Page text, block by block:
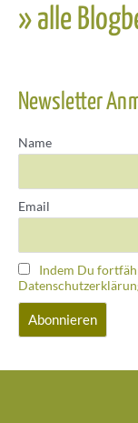
» alle
Newsletter
Name
Email
Indem Du